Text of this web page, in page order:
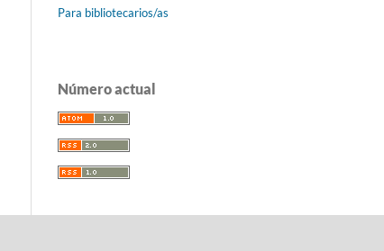
Para bibliotecarios/as
Número actual